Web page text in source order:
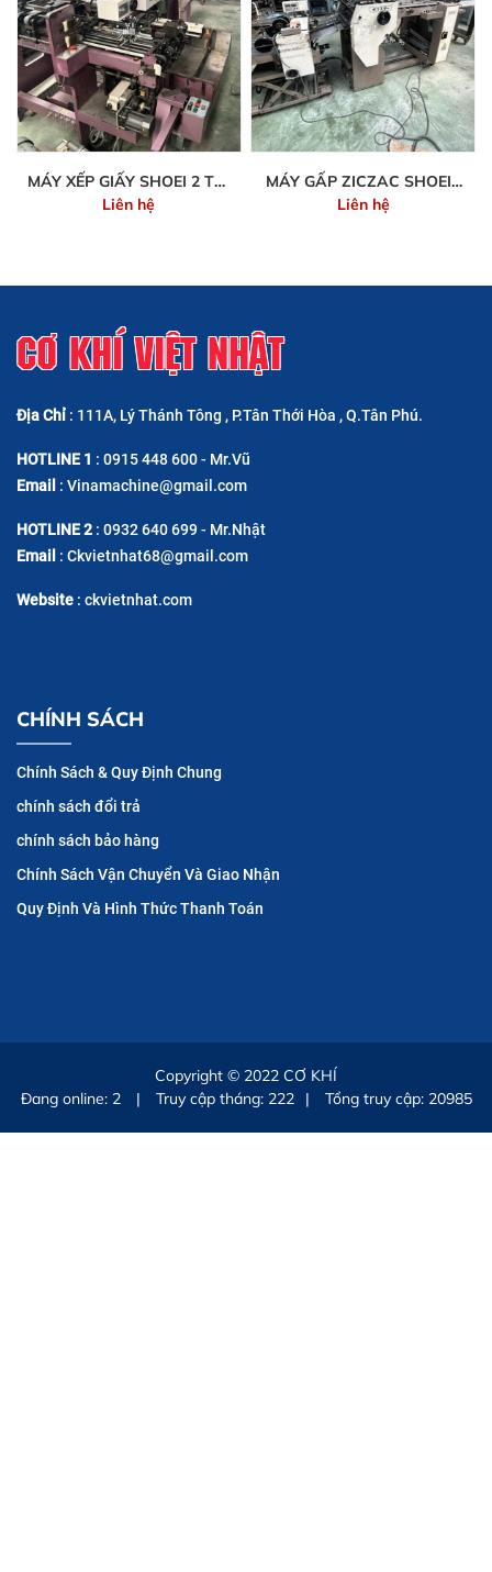
MÁY XẾP GIẤY SHOEI 2 TÚI
2
Liên hệ
MÁY GẤP ZICZAC SHOEI (
6 TÚI)
Liên hệ
CƠ KHÍ VIỆT NHẬT
Địa Chỉ : 111A, Lý Thánh Tông , P.Tân Thới Hòa , Q.Tân Phú.
HOTLINE 1 : 0915 448 600 - Mr.Vũ
Email : Vinamachine@gmail.com
HOTLINE 2 : 0932 640 699 - Mr.Nhật
Email : Ckvietnhat68@gmail.com
Website : ckvietnhat.com
CHÍNH SÁCH
Chính Sách & Quy Định Chung
chính sách đổi trả
chính sách bảo hàng
Chính Sách Vận Chuyển Và Giao Nhận
Quy Định Và Hình Thức Thanh Toán
Copyright © 2022 CƠ KHÍ
Đang online: 2 | Truy cập tháng: 222 | Tổng truy cập: 20985